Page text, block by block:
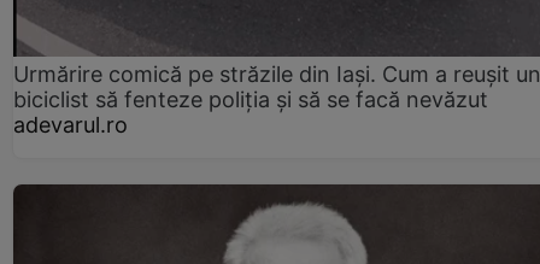
Urmărire comică pe străzile din Iași. Cum a reușit un
biciclist să fenteze poliția și să se facă nevăzut
adevarul.ro